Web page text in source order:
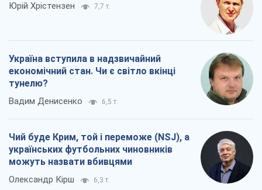
Юрій Хрістензен 7,7 т.
Україна вступила в надзвичайний
економічний стан. Чи є світло вкінці
тунелю?
Вадим Денисенко 6,5 т.
Чий буде Крим, той і переможе (NSJ), а
українських футбольних чиновників
можуть назвати вбивцями
Олександр Кірш 6,3 т.